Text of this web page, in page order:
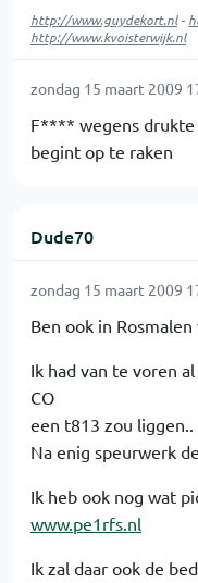
http://www.guydekort.nl-
http://www.kvoisterwijk.nl
zondag 15 maart 2009
F**** wegens
begint op te raken
Dude70
zondag 15 maart 2009
Ben ook in
Ik had van te voren
CO
een t813 zou liggen..
Na enig speurwerk
Ik heb ook nog wat
www.pe1rfs.nl
Ik zal daar ook de